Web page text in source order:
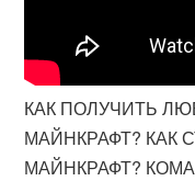
КАК ПОЛУЧИТЬ
МАЙНКРАФТ? КАК
МАЙНКРАФТ?